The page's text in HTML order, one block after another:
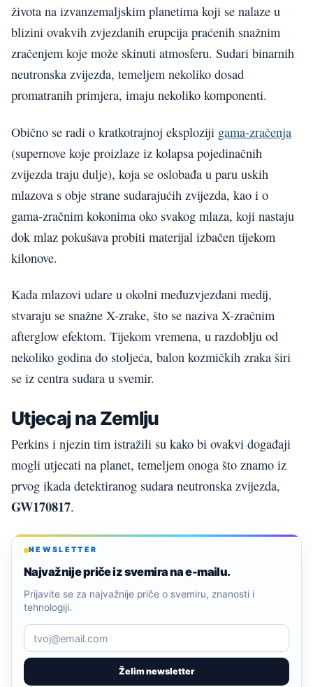
života na izvanzemaljskim planetima koji se nalaze u
blizini ovakvih zvjezdanih erupcija praćenih snažnim
zračenjem koje može skinuti atmosferu. Sudari binarnih
neutronska zvijezda, temeljem nekoliko dosad
promatranih primjera, imaju nekoliko komponenti.
Obično se radi o kratkotrajnoj eksploziji gama-zračenja
(supernove koje proizlaze iz kolapsa pojedinačnih
zvijezda traju dulje), koja se oslobađa u paru uskih
mlazova s obje strane sudarajućih zvijezda, kao i o
gama-zračnim kokonima oko svakog mlaza, koji nastaju
dok mlaz pokušava probiti materijal izbačen tijekom
kilonove.
Kada mlazovi udare u okolni međuzvjezdani medij,
stvaraju se snažne X-zrake, što se naziva X-zračnim
afterglow efektom. Tijekom vremena, u razdoblju od
nekoliko godina do stoljeća, balon kozmičkih zraka širi
se iz centra sudara u svemir.
Utjecaj na Zemlju
Perkins i njezin tim istražili su kako bi ovakvi događaji
mogli utjecati na planet, temeljem onoga što znamo iz
prvog ikada detektiranog sudara neutronska zvijezda,
GW170817.
NEWSLETTER
Najvažnije priče iz svemira na e-mailu.
Želim newsletter
Prijavite se za najvažnije priče o svemiru, znanosti i
tehnologiji.